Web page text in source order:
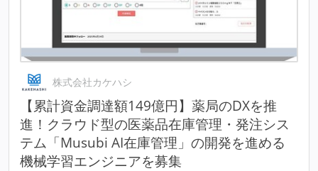
株式会社カケハシ
【累計資金調達額149億円】薬局のDXを推
進！クラウド型の医薬品在庫管理・発注シス
テム「Musubi AI在庫管理」の開発を進める
機械学習エンジニアを募集